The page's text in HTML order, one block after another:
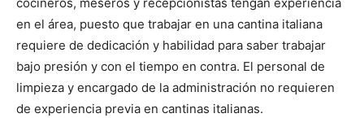
en el área, puesto que trabajar en una cantina italiana
requiere de dedicación y habilidad para saber trabajar
bajo presión y con el tiempo en contra. El personal de
limpieza y encargado de la administración no requieren
de experiencia previa en cantinas italianas.